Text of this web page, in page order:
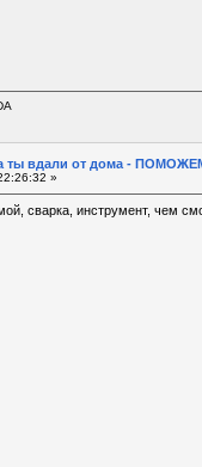
ты вдали от дома -
»
сварка, инструмент, чем